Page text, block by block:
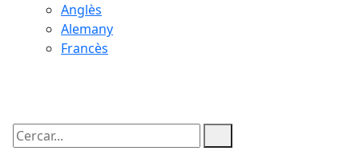
Anglès
Alemany
Francès
Cercar: